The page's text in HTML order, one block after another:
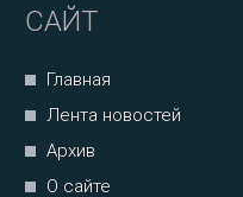
САЙТ
Главная
Лента новостей
Архив
О сайте